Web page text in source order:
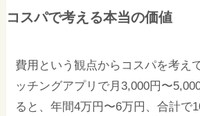
コスパで考える本当の価値
費用という観点からコスパを考え
ッチングアプリで月3,000円〜
ると、年間4万円〜6万円、合計で